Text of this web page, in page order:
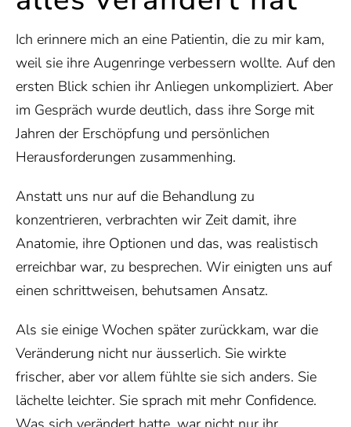
Ich erinnere mich an eine Patientin, die zu mir kam,
weil sie ihre Augenringe verbessern wollte. Auf den
ersten Blick schien ihr Anliegen unkompliziert. Aber
im Gespräch wurde deutlich, dass ihre Sorge mit
Jahren der Erschöpfung und persönlichen
Herausforderungen zusammenhing.
Anstatt uns nur auf die Behandlung zu
konzentrieren, verbrachten wir Zeit damit, ihre
Anatomie, ihre Optionen und das, was realistisch
erreichbar war, zu besprechen. Wir einigten uns auf
einen schrittweisen, behutsamen Ansatz.
Als sie einige Wochen später zurückkam, war die
Veränderung nicht nur äusserlich. Sie wirkte
frischer, aber vor allem fühlte sie sich anders. Sie
lächelte leichter. Sie sprach mit mehr Confidence.